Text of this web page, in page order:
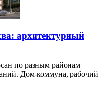
архитектурный
по разным районам
Дом-коммуна, рабочий